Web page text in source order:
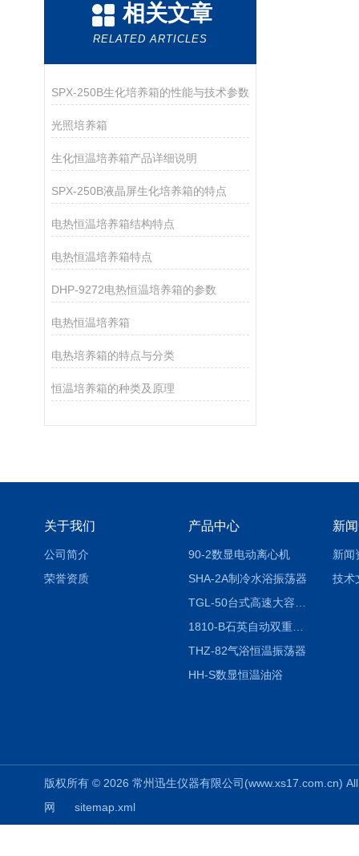
相关文章
RELATED ARTICLES
SPX-250B生化培养箱的性能与技术参数
光照培养箱
生化恒温培养箱产品详细说明
SPX-250B液晶屏生化培养箱的特点
电热恒温培养箱结构特点
电热恒温培养箱特点
DHP-9272电热恒温培养箱的参数
电热恒温培养箱
电热培养箱的特点与分类
恒温培养箱的种类及原理
关于我们
公司简介
荣誉资质
产品中心
90-2数显电动离心机
SHA-2A制冷水浴振荡器
1810-B石英自动双重纯水蒸馏水器
THZ-82气浴恒温振荡器
HH-S数显恒温油浴
新
新闻
技术
版权所有 © 2026 常州迅生仪器有限公司
网
sitemap.xml